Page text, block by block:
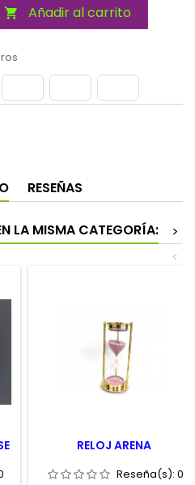
 Añadir al carrito
RESEÑAS
LA MISMA CATEGORÍA:
>
<
RELOJ ARENA
Reseña(s): 0